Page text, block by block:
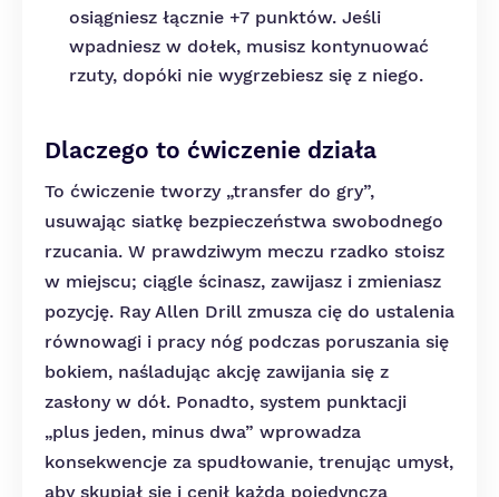
osiągniesz łącznie +7 punktów. Jeśli
wpadniesz w dołek, musisz kontynuować
rzuty, dopóki nie wygrzebiesz się z niego.
Dlaczego to ćwiczenie działa
To ćwiczenie tworzy „transfer do gry”,
usuwając siatkę bezpieczeństwa swobodnego
rzucania. W prawdziwym meczu rzadko stoisz
w miejscu; ciągle ścinasz, zawijasz i zmieniasz
pozycję. Ray Allen Drill zmusza cię do ustalenia
równowagi i pracy nóg podczas poruszania się
bokiem, naśladując akcję zawijania się z
zasłony w dół. Ponadto, system punktacji
„plus jeden, minus dwa” wprowadza
konsekwencje za spudłowanie, trenując umysł,
aby skupiał się i cenił każdą pojedynczą